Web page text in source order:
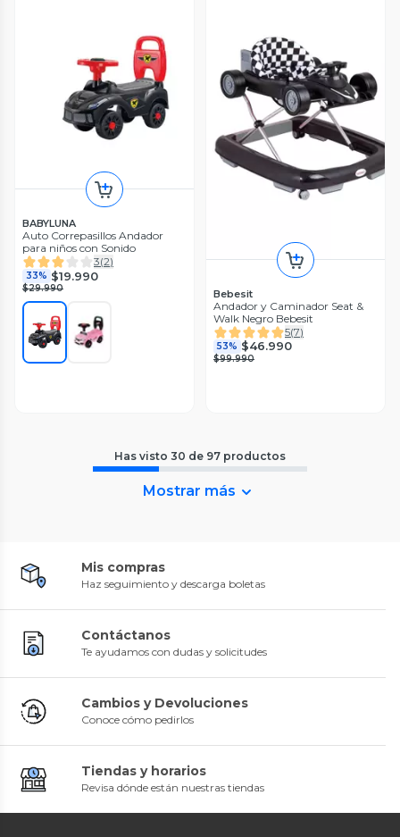
BABYLUNA
Auto Correpasillos Andador
para niños con Sonido
3(2)
33% $19.990
$29.990 Bebesit
Andador y Caminador Seat &
Walk Negro Bebesit
5(7)
53% $46.990
$99.990
Has visto 30 de 97 productos
Mostrar más
Mis compras
Haz seguimiento y descarga boletas
Contáctanos
Te ayudamos con dudas y solicitudes
Cambios y Devoluciones
Conoce cómo pedirlos
Tiendas y horarios
Revisa dónde están nuestras tiendas